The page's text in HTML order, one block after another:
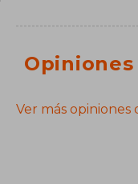
Ver más opiniones